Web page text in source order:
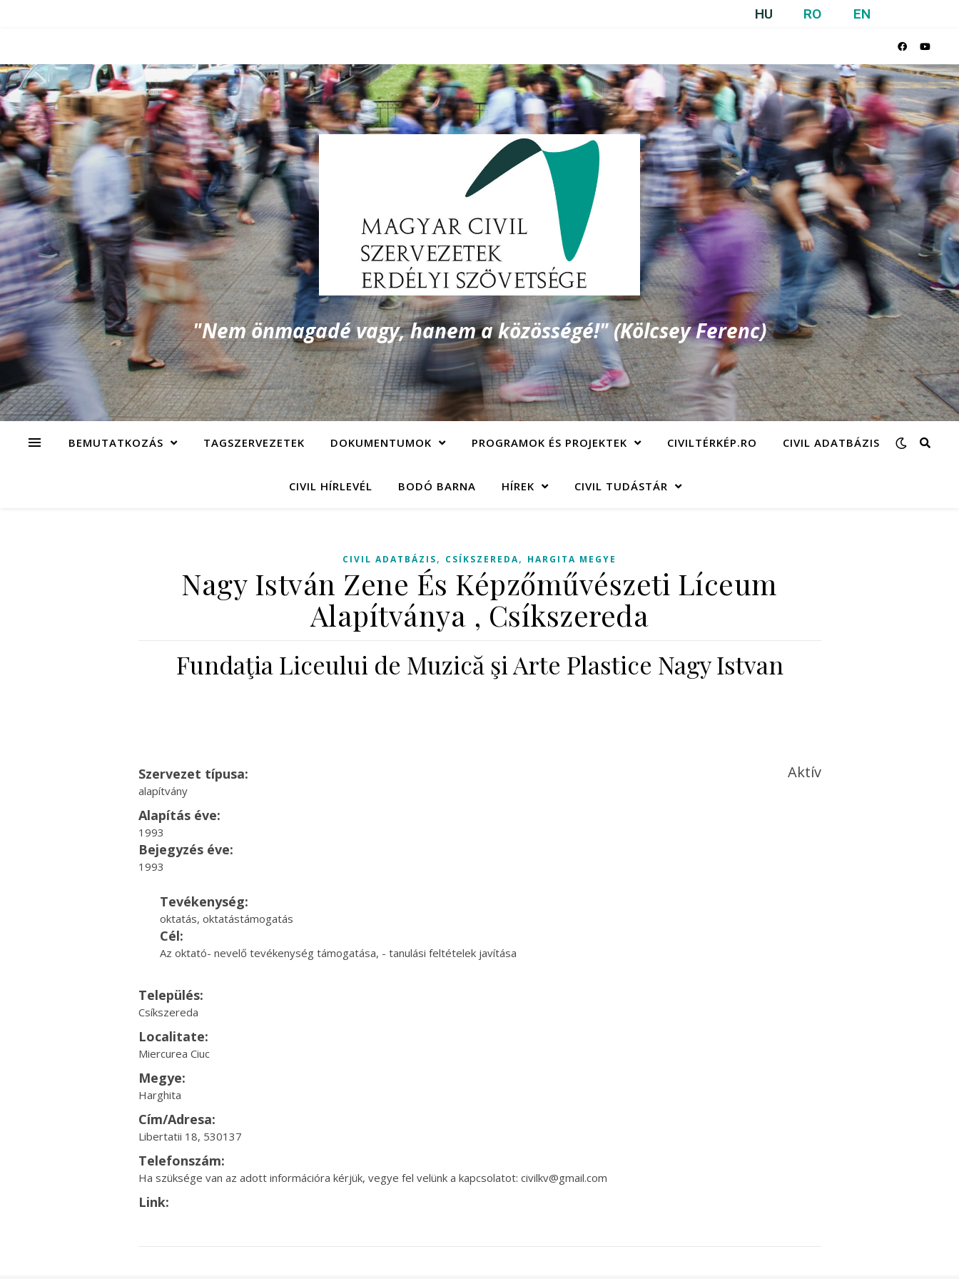
HU RO EN
"Nem önmagadé vagy, hanem a közösségé!" (Kölcsey Ferenc)
BEMUTATKOZÁS TAGSZERVEZETEK DOKUMENTUMOK PROGRAMOK ÉS PROJEKTEK CIVILTÉRKÉP.RO CIVIL ADATBÁZIS
CIVIL HÍRLEVÉL BODÓ BARNA HÍREK CIVIL TUDÁSTÁR
CIVIL ADATBÁZIS, CSÍKSZEREDA, HARGITA MEGYE
Nagy István Zene És Képzőművészeti Líceum
Alapítványa , Csíkszereda
Fundaţia Liceului de Muzică şi Arte Plastice Nagy Istvan
Szervezet típusa:
alapítvány
Aktív
Alapítás éve:
1993
Bejegyzés éve:
1993
Tevékenység:
oktatás, oktatástámogatás
Cél:
Az oktató- nevelő tevékenység támogatása, - tanulási feltételek javítása
Település:
Csíkszereda
Localitate:
Miercurea Ciuc
Megye:
Harghita
Cím/Adresa:
Libertatii 18, 530137
Telefonszám:
Ha szüksége van az adott információra kérjük, vegye fel velünk a kapcsolatot: civilkv@gmail.com
Link: